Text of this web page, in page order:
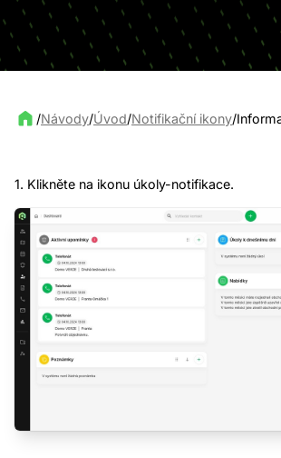
/Návody/Úvod/Notifikační ikony/
1. Klikněte na ikonu úkoly-notifikace.